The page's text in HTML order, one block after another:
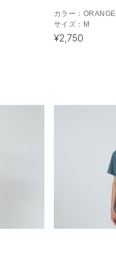
カラー： ORANGE
サイズ： M
¥2,750